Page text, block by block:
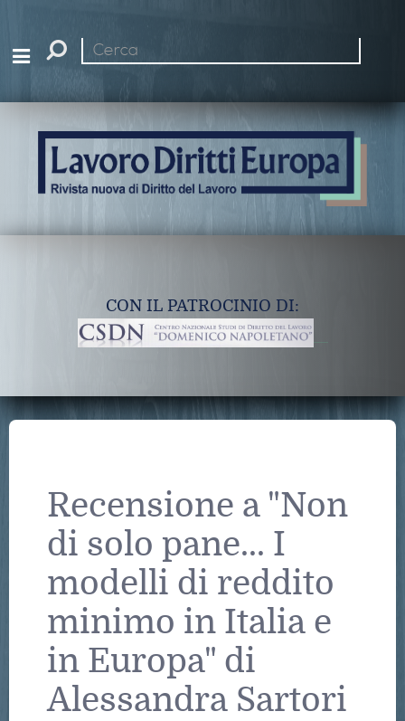
Cerca
CON IL PATROCINIO DI:
Recensione a "Non
di solo pane... I
modelli di reddito
minimo in Italia e
in Europa" di
Alessandra Sartori